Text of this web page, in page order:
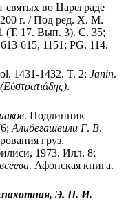
во Цареграде
г. / Под ред. Х. М.
17. Вып. 3). С. 35;
615, 1151; PG. 114.
1431-1432. T. 2; Janin.
(Εὐστρατιάδης).
. Подлинник
Алибегашвили Г. В.
груз.
1973. Илл. 8;
. Афонская книга.
Э. П. И.